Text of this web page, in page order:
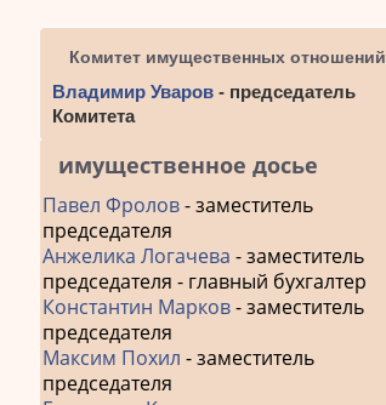
Комитет имущественных отношений
Владимир Уваров - председатель
Комитета
имущественное досье
Павел Фролов- заместитель
председателя
Анжелика Логачева - заместитель
председателя - главный бухгалтер
Константин Марков- заместитель
председателя
Максим Похил - заместитель
председателя